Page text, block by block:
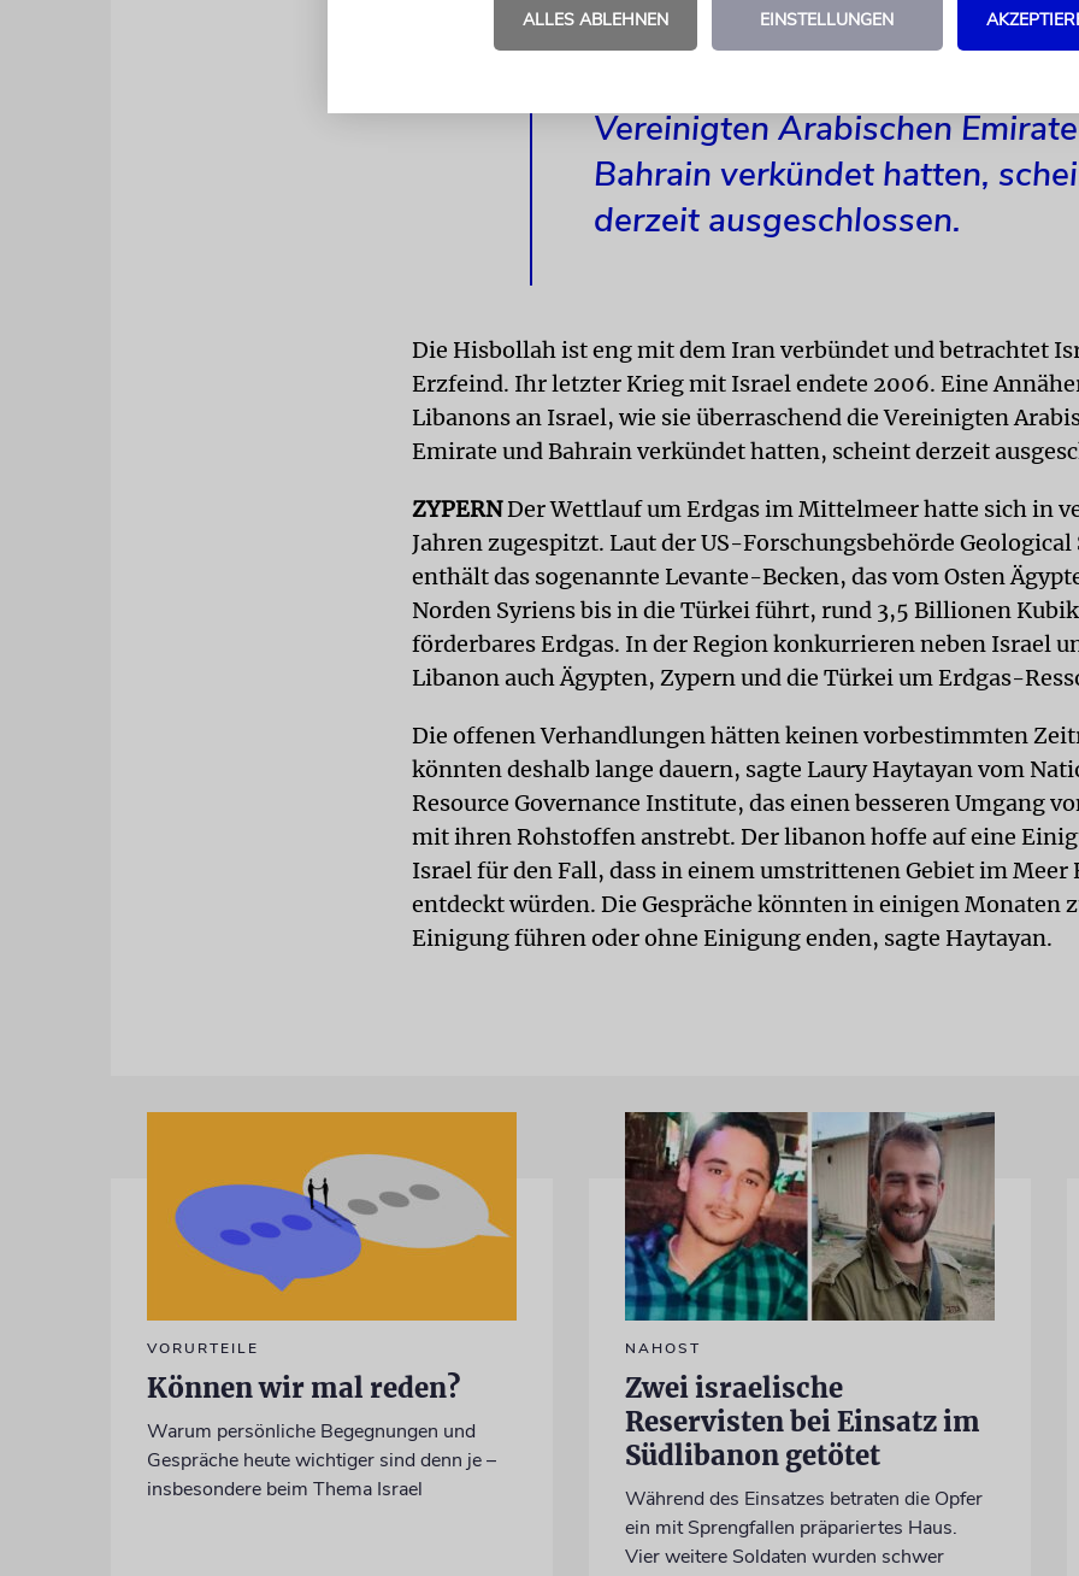
Eine Annäherung des Libanons
Vereinigten Arabischen
Bahrain verkündet hatten,
derzeit ausgeschlossen.
Die Hisbollah ist eng mit dem Iran verbündet und betrachtet
Erzfeind. Ihr letzter Krieg mit Israel endete 2006. Eine
Libanons an Israel, wie sie überraschend die Vereinigten
Emirate und Bahrain verkündet hatten, scheint derzeit
ZYPERNDer Wettlauf um Erdgas im Mittelmeer hatte sich in
Jahren zugespitzt. Laut der US-Forschungsbehörde Geological
enthält das sogenannte Levante-Becken, das vom Osten
Norden Syriens bis in die Türkei führt, rund 3,5 Billionen
förderbares Erdgas. In der Region konkurrieren neben Israel
Libanon auch Ägypten, Zypern und die Türkei um Erdgas-
Die offenen Verhandlungen hätten keinen vorbestimmten
könnten deshalb lange dauern, sagte Laury Haytayan vom
Resource Governance Institute, das einen besseren Umgang
mit ihren Rohstoffen anstrebt. Der libanon hoffe auf eine
Israel für den Fall, dass in einem umstrittenen Gebiet im Meer
entdeckt würden. Die Gespräche könnten in einigen Monaten
Einigung führen oder ohne Einigung enden, sagte Haytayan.
VORURTEILE
Können wir mal reden?
Warum persönliche Begegnungen und
Gespräche heute wichtiger sind denn je –
insbesondere beim Thema Israel
NAHOST
Zwei israelische
Reservisten bei Einsatz im
Südlibanon getötet
Während des Einsatzes betraten die Opfer
ein mit Sprengfallen präpariertes Haus.
Vier weitere Soldaten wurden schwer
ALLES ABLEHNEN EINSTELLUNGEN